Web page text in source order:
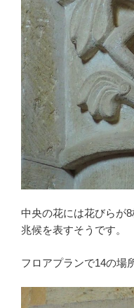
中央の花には花びらが
兆候を表すそうです。
フロアプランで14の場